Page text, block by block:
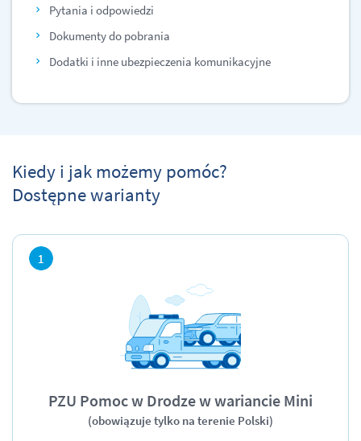
Pytania i odpowiedzi
Dokumenty do pobrania
Dodatki i inne ubezpieczenia komunikacyjne
Kiedy i jak możemy pomóc?
Dostępne warianty
PZU Pomoc w Drodze w wariancie Mini
(obowiązuje tylko na terenie Polski)